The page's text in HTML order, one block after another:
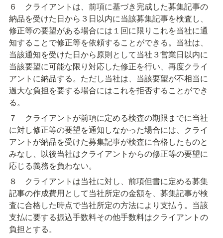
６　クライアントは、前項に基づき完成した募集記事の
納品を受けた日から３日以内に当該募集記事を検査し、
修正等の要望がある場合には１回に限りこれを当社に通
知することで修正等を依頼することができる。当社は、
当該通知を受けた日から原則として当社３営業日以内に
当該要望に可能な限り対応した修正を行い、再度クライ
アントに納品する。ただし当社は、当該要望が不相当に
過大な負担を要する場合にはこれを拒否することができ
る。
７　クライアントが前項に定める検査の期限までに当社
に対し修正等の要望を通知しなかった場合には、クライ
アントが納品を受けた募集記事が検査に合格したものと
みなし、以後当社はクライアントからの修正等の要望に
応じる義務を負わない。
８　クライアントは当社に対し、前項但書に定める募集
記事の作成費用として当社所定の金額を、募集記事が検
査に合格した時点で当社所定の方法により支払う。当該
支払に要する振込手数料その他手数料はクライアントの
負担とする。